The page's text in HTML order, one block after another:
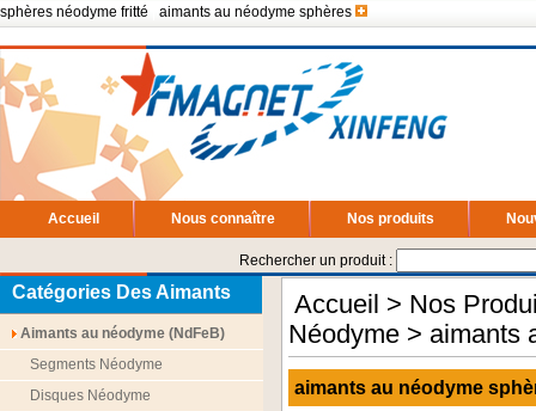
sphères néodyme fritté aimants au néodyme sphères
Accueil Nous connaître Nos produits
Rechercher un produit :
Catégories Des Aimants
Aimants au néodyme (NdFeB)
Segments Néodyme
Disques Néodyme
Accueil > Nos
Néodyme > aimants
aimants au néodyme